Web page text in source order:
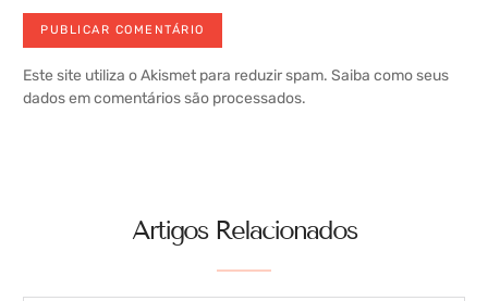
Este site utiliza o Akismet para reduzir spam. Saiba como seus
dados em comentários são processados.
Artigos Relacionados